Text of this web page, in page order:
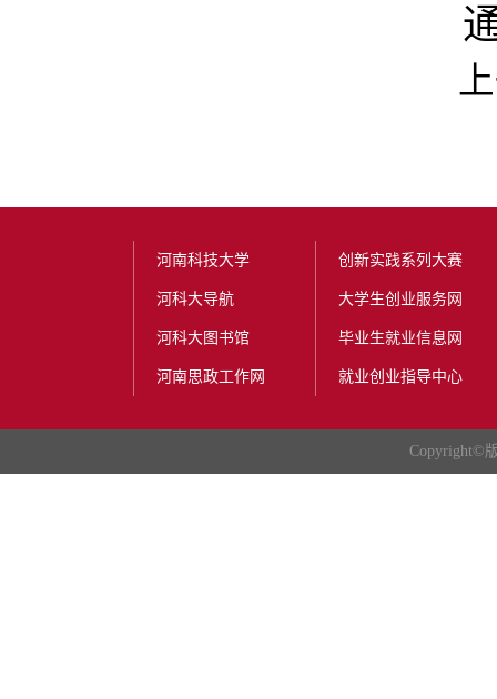
河南科技大学
河科大导航
河科大图书馆
河南思政工作网
创新实践系列大赛
大学生创业服务网
毕业生就业信息网
就业创业指导中心
Copyright©